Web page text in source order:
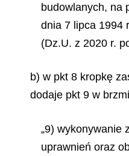
budowlanych, na
dnia 7 lipca 1994
(Dz.U. z 2020 r.
b) w pkt 8 kropkę
dodaje pkt 9 w
„9) wykonywanie
uprawnień oraz